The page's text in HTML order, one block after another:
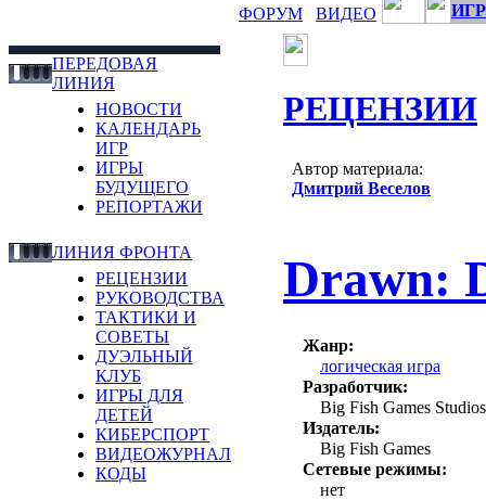
ФОРУМ ВИДЕО
ПЕРЕДОВАЯ
ЛИНИЯ
НОВОСТИ
КАЛЕНДАРЬ
ИГР
ИГРЫ
БУДУЩЕГО
РЕПОРТАЖИ
ЛИНИЯ ФРОНТА
РЕЦЕНЗИИ
РУКОВОДСТВА
ТАКТИКИ И
СОВЕТЫ
ДУЭЛЬНЫЙ
КЛУБ
ИГРЫ ДЛЯ
ДЕТЕЙ
КИБЕРСПОРТ
ВИДЕОЖУРНАЛ
КОДЫ
РЕЦЕНЗИИ
Автор материала:
Дмитрий Веселов
Drawn:
Жанр:
логическая игра
Разработчик:
Big Fish Games Studios
Издатель:
Big Fish Games
Сетевые режимы:
нет